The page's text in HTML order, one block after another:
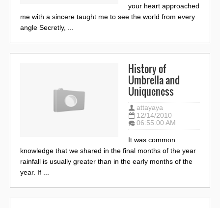
your heart approached
me with a sincere taught me to see the world from every
angle Secretly, ...
History of
Umbrella and
Uniqueness
attayaya
12/14/2010
06:55:00 AM
It was common
knowledge that we shared in the final months of the year
rainfall is usually greater than in the early months of the
year. If ...